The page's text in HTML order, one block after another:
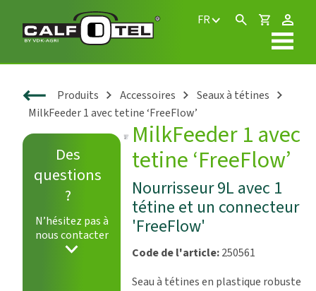
FR
Produits Accessoires
Seaux à tétines
MilkFeeder 1 avec tetine ‘FreeFlow’
Des
questions
?
N’hésitez pas à
nous contacter
MilkFeeder 1 avec
tetine ‘FreeFlow’
Nourrisseur 9L avec 1
tétine et un connecteur
'FreeFlow'
Code de l'article:250561
Seau à tétines en plastique robuste